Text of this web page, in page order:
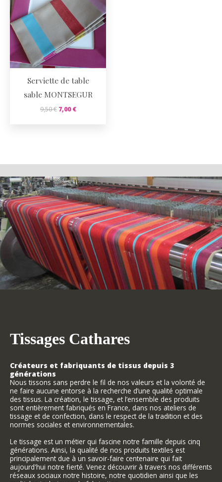
Serviette de table
sable MONTSEGUR
9,50€ 7,00€
Tissages Cathares
Créateurs et fabriquants de tissus depuis 3
générations
Nous tissons sans perdre le fil de nos valeurs et la volonté de
ne faire aucune entorse à la recherche d’une qualité optimale
des tissus. La création, le tissage, et l’ensemble des produits
sont entièrement fabriqués en France, dans nos ateliers de
tissage et de confection, dans le respect de la tradition et des
normes sociales et environnementales.
Le tissage est un métier qui fascine notre famille depuis cinq
générations. Ainsi, la qualité de nos produits textiles est
principalement due à un savoir-faire centenaire qui fait
aujourd'hui notre fierté. Venez découvrir à travers nos différents
réseaux sociaux notre histoire, notre quotidien ainsi que les